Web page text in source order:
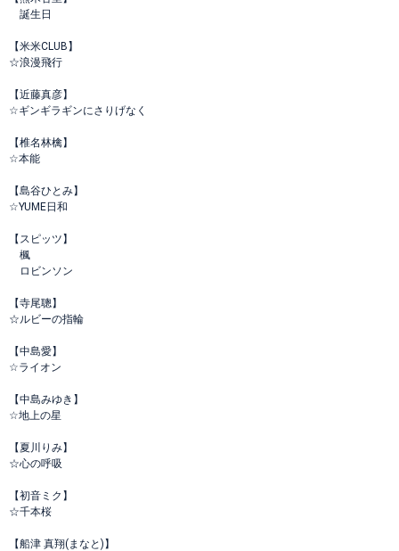
誕生日
【米米CLUB】
☆浪漫飛行
【近藤真彦】
☆ギンギラギンにさりげなく
【椎名林檎】
☆本能
【島谷ひとみ】
☆YUME日和
【スピッツ】
楓
ロビンソン
【寺尾聰】
☆ルビーの指輪
【中島愛】
☆ライオン
【中島みゆき】
☆地上の星
【夏川りみ】
☆心の呼吸
【初音ミク】
☆千本桜
【船津 真翔(まなと)】